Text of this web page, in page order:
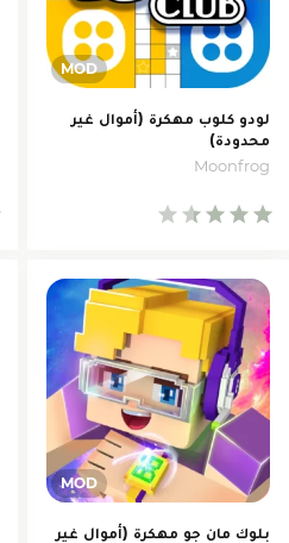
لودو كلوب مهكرة (أموال غير
محدودة)
Moonfrog
بلوك مان جو مهكرة (أموال غير